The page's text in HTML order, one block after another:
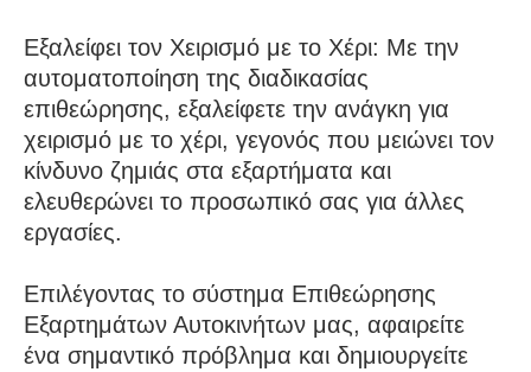
Εξαλείφει τον Χειρισμό με το Χέρι: Με την
αυτοματοποίηση της διαδικασίας
επιθεώρησης, εξαλείφετε την ανάγκη για
χειρισμό με το χέρι, γεγονός που μειώνει τον
κίνδυνο ζημιάς στα εξαρτήματα και
ελευθερώνει το προσωπικό σας για άλλες
εργασίες.
Επιλέγοντας το σύστημα Επιθεώρησης
Εξαρτημάτων Αυτοκινήτων μας, αφαιρείτε
ένα σημαντικό πρόβλημα και δημιουργείτε